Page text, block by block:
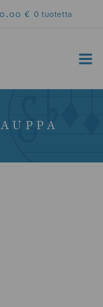
0.00 € 0 tuotetta
MENU